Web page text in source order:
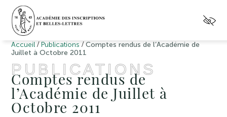
Accueil / Publications /Comptes rendus de l’Académie de
Juillet à Octobre 2011
PUBLICATIONS
Comptes rendus de
l’Académie de Juillet à
Octobre 2011